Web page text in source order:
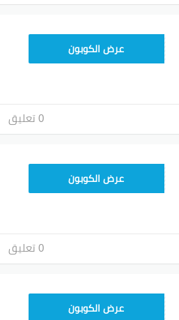
TEM34عرض الكوبون
0 تعليق
TEM34عرض الكوبون
0 تعليق
TEM34عرض الكوبون